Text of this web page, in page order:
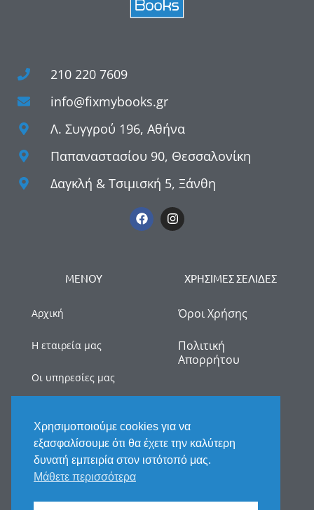
210 220 7609
info@fixmybooks.gr
Λ. Συγγρού 196, Αθήνα
Παπαναστασίου 90, Θεσσαλονίκη
Δαγκλή & Τσιμισκή 5, Ξάνθη
ΜΕΝΟΥ
Αρχική
Η εταιρεία μας
Οι υπηρεσίες μας
Νέα
Επικοινωνία
ΧΡΗΣΙΜΕΣ ΣΕΛΙΔΕΣ
Όροι Χρήσης
Πολιτική
Απορρήτου
Χρησιμοποιούμε cookies για να
εξασφαλίσουμε ότι θα έχετε την καλύτερη
δυνατή εμπειρία στον ιστότοπό μας.
Μάθετε περισσότερα